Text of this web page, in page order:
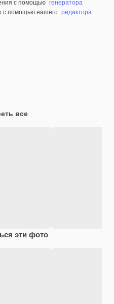
с помощью нашего редактора
все
эти фото